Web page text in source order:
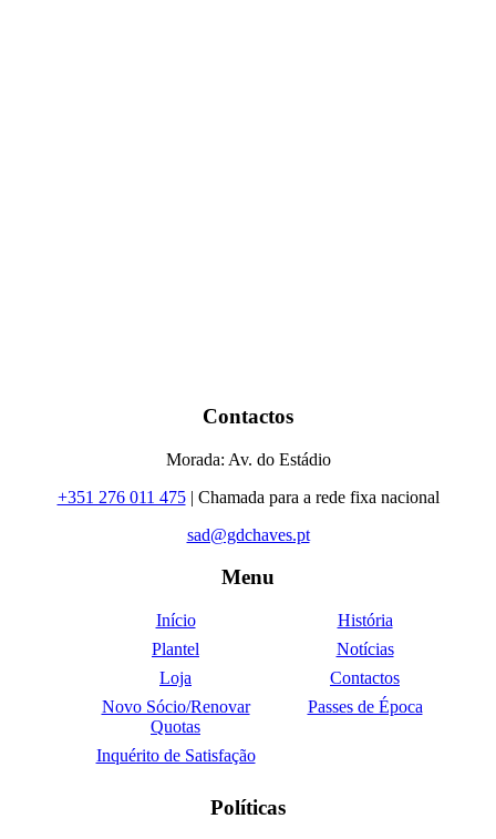
Contactos
Morada: Av. do Estádio
+351 276 011 475| Chamada para a rede fixa nacional
sad@gdchaves.pt
Menu
Início
História
Plantel
Notícias
Loja
Contactos
Novo Sócio/Renovar
Quotas
Passes de Época
Inquérito de Satisfação
Políticas